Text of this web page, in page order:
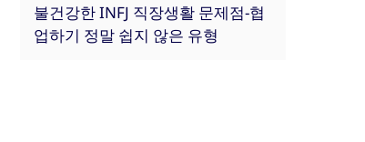
불건강한 INFJ 직장생활 문제점-협
업하기 정말 쉽지 않은 유형